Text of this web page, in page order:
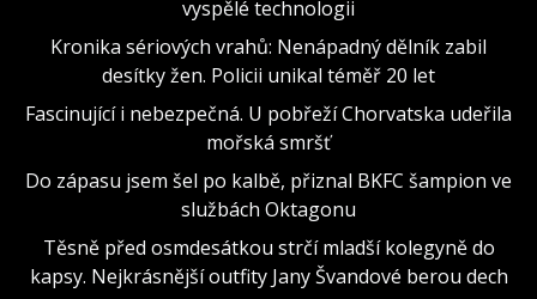
vyspělé technologii
Kronika sériových vrahů: Nenápadný dělník zabil
desítky žen. Policii unikal téměř 20 let
Fascinující i nebezpečná. U pobřeží Chorvatska udeřila
mořská smršť
Do zápasu jsem šel po kalbě, přiznal BKFC šampion ve
službách Oktagonu
Těsně před osmdesátkou strčí mladší kolegyně do
kapsy. Nejkrásnější outfity Jany Švandové berou dech